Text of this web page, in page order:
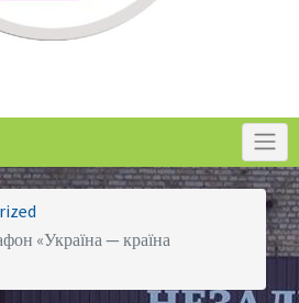
«Україна — країна